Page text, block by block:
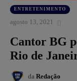
ENTRETENIMENTO
agosto 13, 2021
Cantor BG
Rio de
da Redação